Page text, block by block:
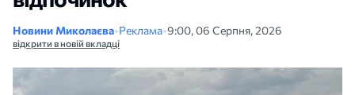
Новини Миколаєва•Реклама•9:00, 06 Серпня, 2026
відкрити в новій вкладці